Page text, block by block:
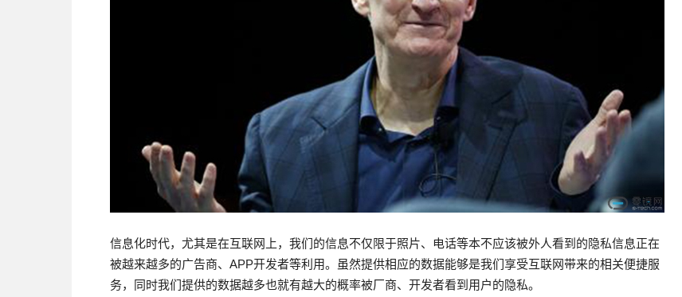
信息化时代，尤其是在互联网上，我们的信息不仅限于照片、电话等本不应该被外人看到的隐私信息正在
被越来越多的广告商、APP开发者等利用。虽然提供相应的数据能够是我们享受互联网带来的相关便捷服
务，同时我们提供的数据越多也就有越大的概率被厂商、开发者看到用户的隐私。